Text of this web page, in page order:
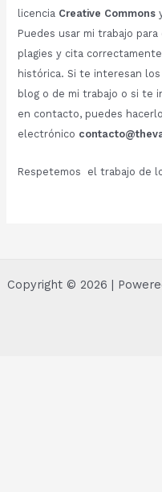
licencia Creative Commons
Puedes usar mi trabajo
plagies y cita
histórica. Si te interesan
blog o de mi trabajo o si te
en contacto, puedes
electrónico
Respetemos el trabajo de
Copyright © 2026 |